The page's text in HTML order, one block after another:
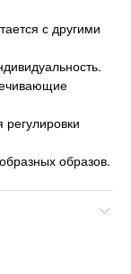
с другими
образов.